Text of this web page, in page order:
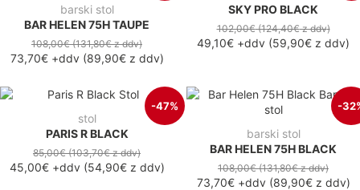
barski stol
BAR HELEN 75H TAUPE
108,00€(131,80€z ddv)
73,70€+ddv(89,90€z ddv)
SKY PRO BLACK
102,00€(124,40€z ddv)
49,10€ +ddv (59,90€ z ddv)
-47%
stol
PARIS R BLACK
85,00€(103,70€z ddv)
45,00€+ddv(54,90€z ddv)
-
barski stol
BAR HELEN 75H BLACK
108,00€(131,80€z ddv)
73,70€+ddv(89,90€z ddv)